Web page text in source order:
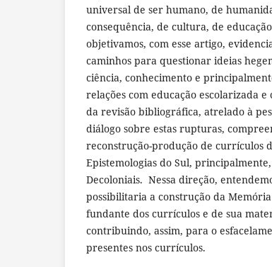
universal de ser humano, de
consequência, de cultura, de
objetivamos, com esse artigo,
caminhos para questionar ideias
ciência, conhecimento e
relações com educação escolarizada
da revisão bibliográfica, atrelado à
diálogo sobre estas rupturas,
reconstrução-produção de currículos
Epistemologias do Sul, principalmente,
Decoloniais. Nessa direção,
possibilitaria a construção da
fundante dos currículos e de sua
contribuindo, assim, para o
presentes nos currículos.